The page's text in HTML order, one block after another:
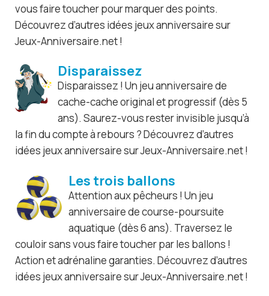
vous faire toucher pour marquer des points.
Découvrez d’autres idées jeux anniversaire sur
Jeux-Anniversaire.net !
Disparaissez
Disparaissez ! Un jeu anniversaire de
cache-cache original et progressif (dès 5
ans). Saurez-vous rester invisible jusqu’à
la fin du compte à rebours ? Découvrez d’autres
idées jeux anniversaire sur Jeux-Anniversaire.net !
Les trois ballons
Attention aux pêcheurs ! Un jeu
anniversaire de course-poursuite
aquatique (dès 6 ans). Traversez le
couloir sans vous faire toucher par les ballons !
Action et adrénaline garanties. Découvrez d’autres
idées jeux anniversaire sur Jeux-Anniversaire.net !